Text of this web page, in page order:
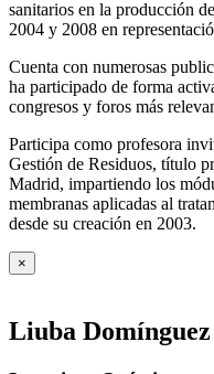
sanitarios en la producción
2004 y 2008 en
Cuenta con numerosas
ha participado de forma
congresos y foros más
Participa como profesora
Gestión de Residuos, título
Madrid, impartiendo los
membranas aplicadas al
desde su creación en 2003.
×
Liuba